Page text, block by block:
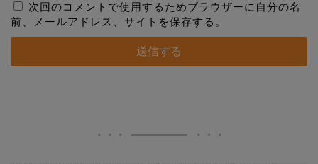
次回のコメントで使用するためブラウザーに自分の名
前、メールアドレス、サイトを保存する。